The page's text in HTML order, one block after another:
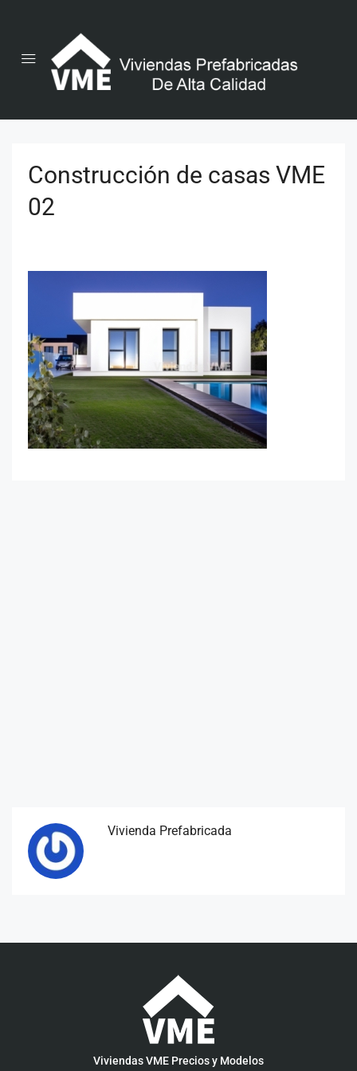
Construcción de casas VME
02
Vivienda Prefabricada
Viviendas VME Precios y Modelos